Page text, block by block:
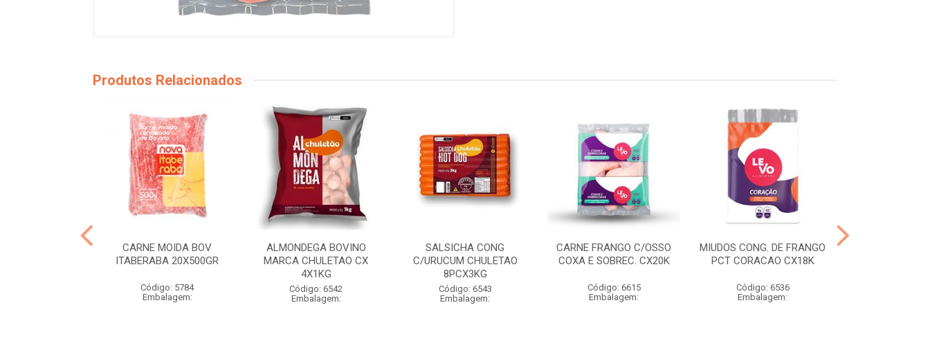
Produtos Relacionados
CARNE MOIDA BOV
ITABERABA 20X500GR
Código: 5784
Embalagem:
ALMONDEGA BOVINO
MARCA CHULETAO CX
4X1KG
Código: 6542
Embalagem:
SALSICHA CONG
C/URUCUM CHULETAO
8PCX3KG
Código: 6543
Embalagem:
CARNE FRANGO C/OSSO
COXA E SOBREC. CX20K
Código: 6615
Embalagem:
MIUDOS CONG. DE FRANGO
PCT CORACAO CX18K
Código: 6536
Embalagem: